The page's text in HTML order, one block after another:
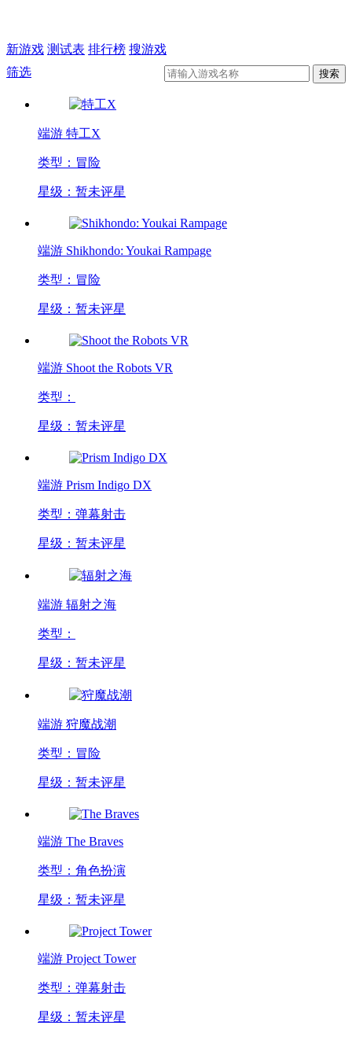
新游戏 测试表 排行榜 搜游戏
筛选
端游 特工X
类型：冒险
星级：暂未评星
端游 Shikhondo: Youkai Rampage
类型：冒险
星级：暂未评星
端游 Shoot the Robots VR
类型：
星级：暂未评星
端游 Prism Indigo DX
类型：弹幕射击
星级：暂未评星
端游 辐射之海
类型：
星级：暂未评星
端游 狩魔战潮
类型：冒险
星级：暂未评星
端游 The Braves
类型：角色扮演
星级：暂未评星
端游 Project Tower
类型：弹幕射击
星级：暂未评星